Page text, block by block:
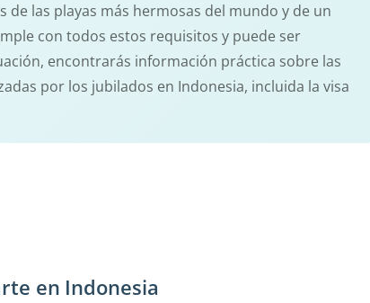
las playas más hermosas del mundo y de un
con todos estos requisitos y puede ser
encontrarás información práctica sobre las
por los jubilados en Indonesia, incluida la visa
en Indonesia